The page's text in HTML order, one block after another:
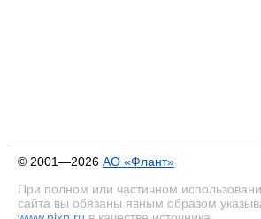
© 2001—2026 АО «Флант»
При полном или частичном
сайта вы обязаны явным образом